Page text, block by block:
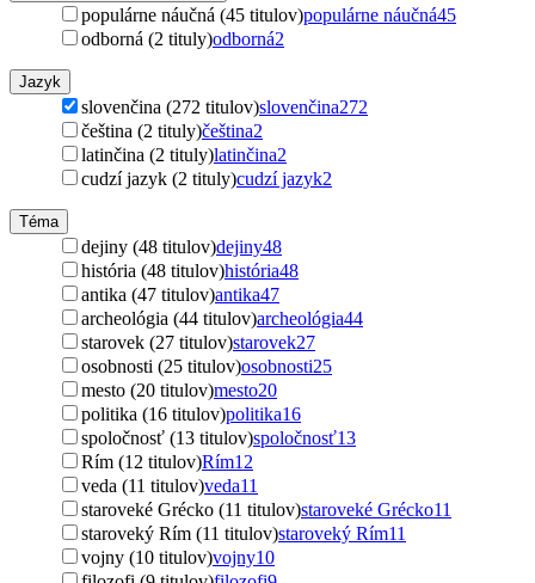
populárne náučná (45 titulov)populárne náučná45
odborná (2 tituly)odborná2
Jazyk
slovenčina (272 titulov)slovenčina272
čeština (2 tituly)čeština2
latinčina (2 tituly)latinčina2
cudzí jazyk (2 tituly)cudzí jazyk2
Téma
dejiny (48 titulov)dejiny48
história (48 titulov)história48
antika (47 titulov)antika47
archeológia (44 titulov)archeológia44
starovek (27 titulov)starovek27
osobnosti (25 titulov)osobnosti25
mesto (20 titulov)mesto20
politika (16 titulov)politika16
spoločnosť (13 titulov)spoločnosť13
Rím (12 titulov)Rím12
veda (11 titulov)veda11
staroveké Grécko (11 titulov)staroveké Grécko11
staroveký Rím (11 titulov)staroveký Rím11
vojny (10 titulov)vojny10